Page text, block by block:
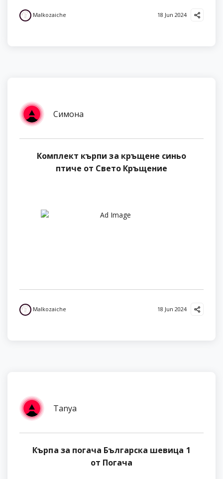
Malkozaiche 18 Jun 2024
Симона
Комплект кърпи за кръщене синьо
птиче от Свето Кръщение
Malkozaiche 18 Jun 2024
Tanya
Кърпа за погача Българска шевица 1
от Погача